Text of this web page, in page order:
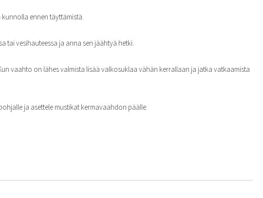
ennen täyttämistä.
tai vesihauteessa ja anna sen jäähtyä hetki.
vaahto on lähes valmista lisää valkosuklaa vähän kerrallaan ja jatka vatkaamista
ja asettele mustikat kermavaahdon päälle.